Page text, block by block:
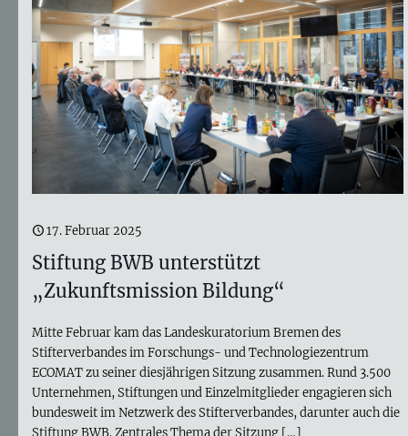
17. Februar 2025
Stiftung BWB unterstützt
„Zukunftsmission Bildung“
Mitte Februar kam das Landeskuratorium Bremen des
Stifterverbandes im Forschungs- und Technologiezentrum
ECOMAT zu seiner diesjährigen Sitzung zusammen. Rund 3.500
Unternehmen, Stiftungen und Einzelmitglieder engagieren sich
bundesweit im Netzwerk des Stifterverbandes, darunter auch die
Stiftung BWB. Zentrales Thema der Sitzung […]